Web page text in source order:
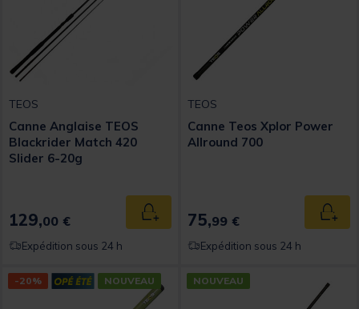
TEOS
Canne Anglaise TEOS
Blackrider Match 420
Slider 6-20g
129,00 € Ajouter au panier
Expédition sous 24 h
TEOS
Canne Teos Xplor Power
Allround 700
75,99 €
Expédition sous 24 h
-20% NOUVEAU NOUVEAU